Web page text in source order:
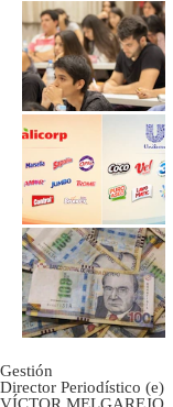
Gestión
Director Periodístico (e)